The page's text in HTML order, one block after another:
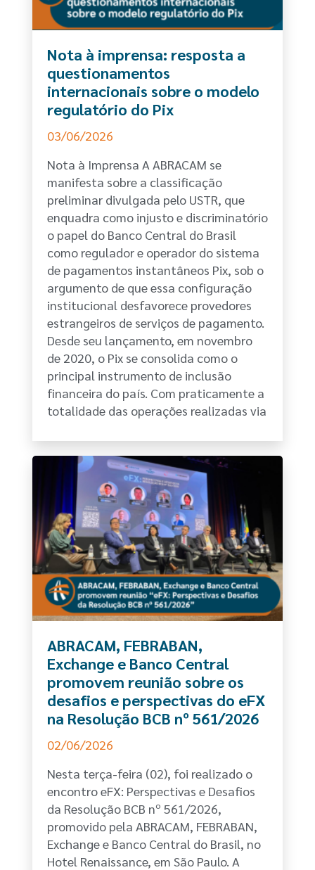
Nota à imprensa: resposta a
questionamentos
internacionais sobre o modelo
regulatório do Pix
03/06/2026
Nota à Imprensa A ABRACAM se
manifesta sobre a classificação
preliminar divulgada pelo USTR, que
enquadra como injusto e discriminatório
o papel do Banco Central do Brasil
como regulador e operador do sistema
de pagamentos instantâneos Pix, sob o
argumento de que essa configuração
institucional desfavorece provedores
estrangeiros de serviços de pagamento.
Desde seu lançamento, em novembro
de 2020, o Pix se consolida como o
principal instrumento de inclusão
financeira do país. Com praticamente a
totalidade das operações realizadas via
ABRACAM, FEBRABAN,
Exchange e Banco Central
promovem reunião sobre os
desafios e perspectivas do eFX
na Resolução BCB nº 561/2026
02/06/2026
Nesta terça-feira (02), foi realizado o
encontro eFX: Perspectivas e Desafios
da Resolução BCB nº 561/2026,
promovido pela ABRACAM, FEBRABAN,
Exchange e Banco Central do Brasil, no
Hotel Renaissance, em São Paulo. A